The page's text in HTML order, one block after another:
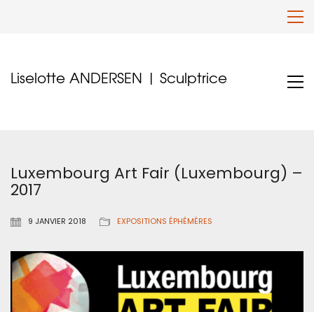
Liselotte ANDERSEN | Sculptrice
Luxembourg Art Fair (Luxembourg) –
2017
9 JANVIER 2018 EXPOSITIONS ÉPHÉMÈRES